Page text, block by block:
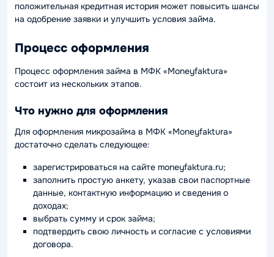
положительная кредитная история может повысить шансы
на одобрение заявки и улучшить условия займа.
Процесс оформления
Процесс оформления займа в МФК «Moneyfaktura»
состоит из нескольких этапов.
Что нужно для оформления
Для оформления микрозайма в МФК «Moneyfaktura»
достаточно сделать следующее:
зарегистрироваться на сайте moneyfaktura.ru;
заполнить простую анкету, указав свои паспортные
данные, контактную информацию и сведения о
доходах;
выбрать сумму и срок займа;
подтвердить свою личность и согласие с условиями
договора.